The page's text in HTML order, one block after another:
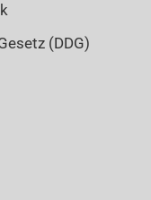
(DDG)